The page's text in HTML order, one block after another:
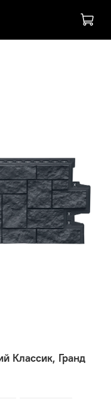
Классик, Гранд